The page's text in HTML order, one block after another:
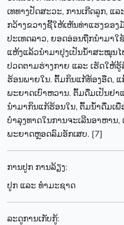
ເທທາງປັດສະວະ, ການເກີດລູກ, ແ
ກວ້າງຂວາງຊີ້ໃຫ້ເຫັນທ່າແຮງຂອ
ປະເທດລາວ, ຍອດອ່ອນຖືກນຳມາ
ແຫ້ງແລ້ວນຳມາປຸງເປັນນ້ຳສະໝຸນ
ປວດຕາມຮ່າງກາຍ ແລະ ເຮັດໃຫ້
ຮ້ອນພາຍໃນ. ຕົ້ມກິນແກ້ທ້ອງອືດ, ແ
ພະຍາດເບົາຫວານ. ຕົ້ມດື່ມເປັນຢາ
ນຳມາກິນແກ້ຮ້ອນໃນ, ຕົ້ມນ້ຳດື່ມເພື່
ບຳລຸງທາດໃນການຈະເລີນອາຫານ
ພະຍາດຫຼອດລົມອັກເສບ. [7]
ການປູກ ການລ້ຽງ:
ປູກ ແລະ ທຳມະຊາດ
ລະດູການເກັບກູ້: